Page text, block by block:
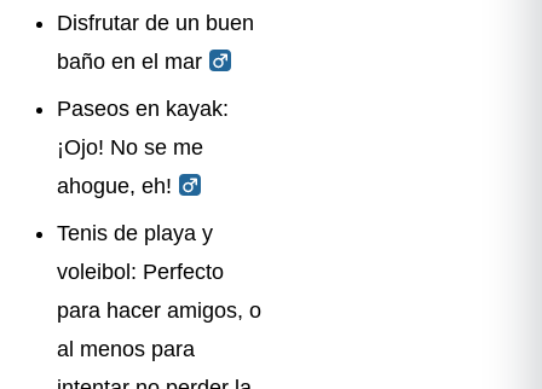
Disfrutar de un buen
baño en el mar ‍
Paseos en kayak:
¡Ojo! No se me
ahogue, eh! ‍
Tenis de playa y
voleibol: Perfecto
para hacer amigos, o
al menos para